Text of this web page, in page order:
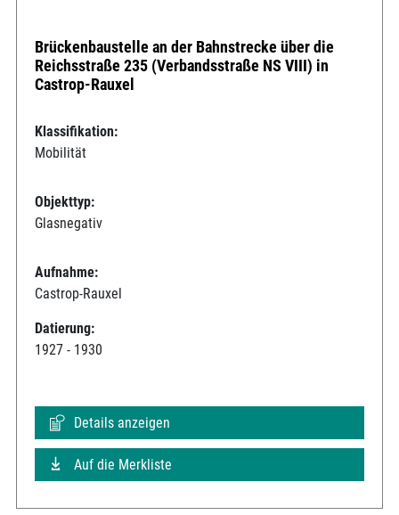
Brückenbaustelle an der Bahnstrecke über die
Reichsstraße 235 (Verbandsstraße NS VIII) in
Castrop-Rauxel
Klassifikation:
Mobilität
Objekttyp:
Glasnegativ
Aufnahme:
Castrop-Rauxel
Datierung:
1927 - 1930
Details anzeigen
Auf die Merkliste